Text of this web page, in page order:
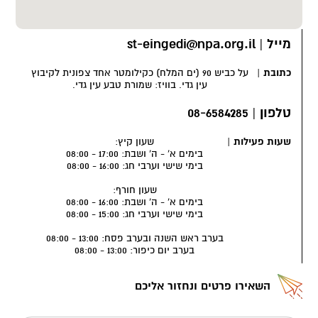
סוד האפרסמון
"כל מי שגורם מחלוקת בין איש לחברו, או אומר לשון הרע על חברו
זה שעיניו משוטטות בכל הארץ ורואה את הנסתרות – הוא ייתן את פניו
באיש ההוא ובזרעו ויעקור אותו מתחת השמים. ויאמרו כל העם אמן
ואמן סלה".
תחקק על רצפת בית הכנסת?
לא מדובר בפרי הכתום שאנחנו מכירים היום בשם זה, למעשה
החוקרים עדיין לא בטוחים מהו הצמח המסתורי. אנחנו כן יודעים
שמצמח זה הפיקו את הבושם היקר והנדיר ביותר של העת העתיקה.
בשמו. כאשר מרקוס אנטוניוס רצה להוכיח לקליאופטרה את אהבתו,
הוא העניק לה במתנה את מטעי האפרסמון ביריחו.
בתלמוד הבבלי מסופר שהעשירים היו מחביאים את רכושם היקר יחד
עם שמן האפרסמון, וגנבים בעלי חוש ריח מפותח יכלו למצוא כך את
מייל |
st-eingedi@npa.org.il
כתובת |
על כביש 90 (ים המלח) כקילומטר אחד צפונית לקיבוץ
עין גדי. בוויז: שמורת טבע עין גדי.
טלפון |
08-6584285
שעות פעילות |
שעון קיץ:
בימים א' - ה' ושבת: 17:00 - 08:00
בימי שישי וערבי חג: 16:00 - 08:00
שעון חורף:
בימים א' - ה' ושבת: 16:00 - 08:00
בימי שישי וערבי חג: 15:00 - 08:00
בערב ראש השנה ובערב פסח: 13:00 - 08:00
בערב יום כיפור: 13:00 - 08:00
השאירו פרטים ונחזור אליכם